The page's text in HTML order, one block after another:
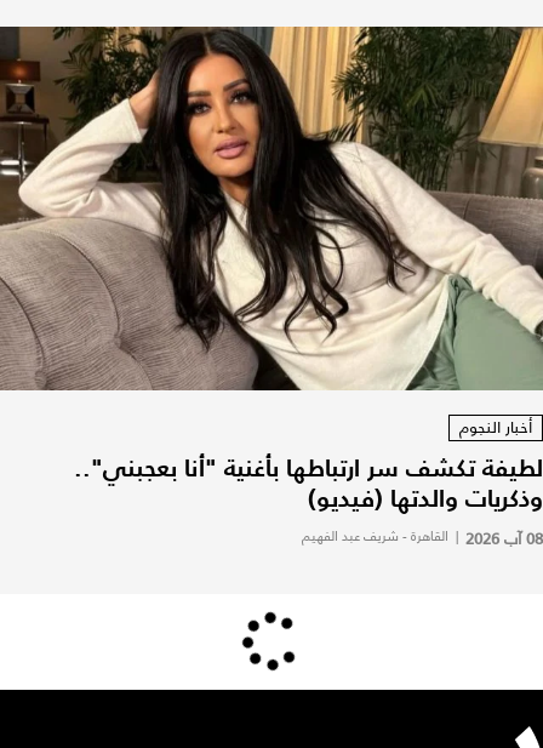
أخبار النجوم
لطيفة تكشف سر ارتباطها بأغنية "أنا بعجبني"..
وذكريات والدتها (فيديو)
08 آب 2026 | القاهرة - شريف عبد الفهيم